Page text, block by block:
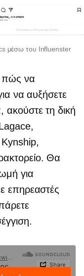
μέσω του Influenster
πώς να
να αυξήσετε
τη δική
Θα
για
επηρεαστές